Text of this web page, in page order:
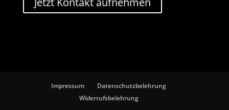
Impressum
Datenschutzbelehrung
Widerrufsbelehrung